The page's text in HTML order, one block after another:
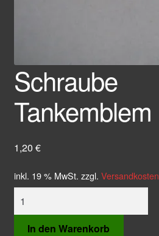
Schraube
Tankemblem
1,20 €
inkl. 19 % MwSt. zzgl. Versandkosten
Tankemblem
Menge
In den Warenkorb